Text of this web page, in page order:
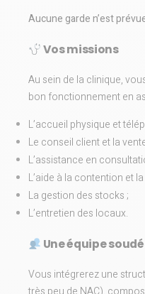
Aucune garde n’est
Vos missions
Au sein de la clinique,
bon fonctionnement en
L’accueil physique et
Le conseil client et la
L’assistance en
L’aide à la contention et
La gestion des stocks ;
L’entretien des locaux.
Une équipe
Vous intégrerez une